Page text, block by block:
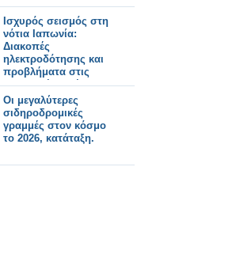
Ισχυρός σεισμός στη
νότια Ιαπωνία:
Διακοπές
ηλεκτροδότησης και
προβλήματα στις
μεταφορές. Τρένο
εκτροχιάστηκε.
Οι μεγαλύτερες
σιδηροδρομικές
γραμμές στον κόσμο
το 2026, κατάταξη.